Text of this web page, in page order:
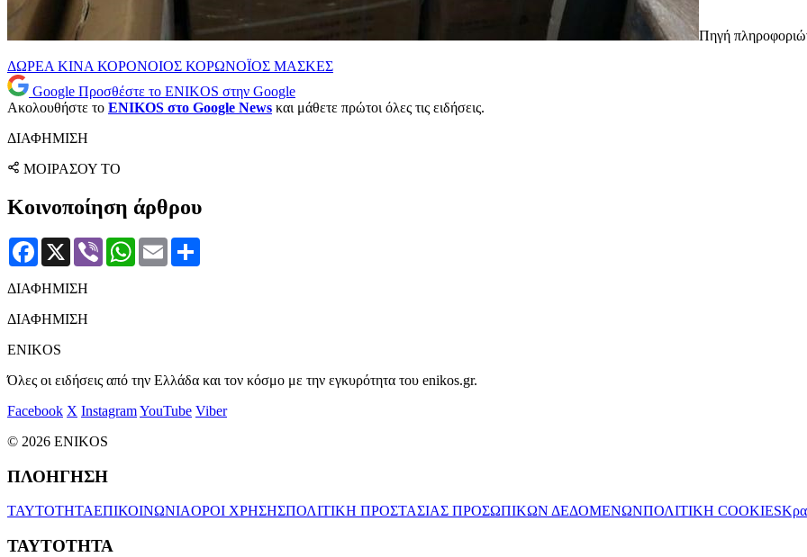
Πηγή
ΔΩΡΕΑ ΚΙΝΑ ΚΟΡΟΝΟΙΟΣ ΚΟΡΩΝΟΪΟΣ ΜΑΣΚΕΣ
Google Προσθέστε το ENIKOS στην Google
Ακολουθήστε το ENIKOS στο Google News και μάθετε πρώτοι όλες τις ειδήσεις.
ΔΙΑΦΗΜΙΣΗ
ΜΟΙΡΑΣΟΥ ΤΟ
Κοινοποίηση άρθρου
Facebook
X Viber WhatsApp
Email
ΔΙΑΦΗΜΙΣΗ
ΔΙΑΦΗΜΙΣΗ
ENIKOS
Όλες οι ειδήσεις από την Ελλάδα και τον κόσμο με την εγκυρότητα του enikos.gr.
Facebook X InstagramYouTube Viber
© 2026 ENIKOS
ΠΛΟΗΓΗΣΗ
ΤΑΥΤΟΤΗΤΑΕΠΙΚΟΙΝΩΝΙΑΟΡΟΙ ΧΡΗΣΗΣΠΟΛΙΤΙΚΗ ΠΡΟΣΤΑΣΙΑΣ ΠΡΟΣΩΠΙΚΩΝ ΔΕΔΟΜΕΝΩΝΠΟΛΙΤΙΚΗ COOKIES
ΤΑΥΤΟΤΗΤΑ